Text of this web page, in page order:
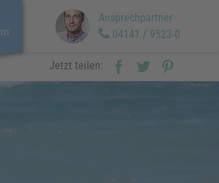
Ansprechpartner
04141 / 9523-0
Jetzt teilen: